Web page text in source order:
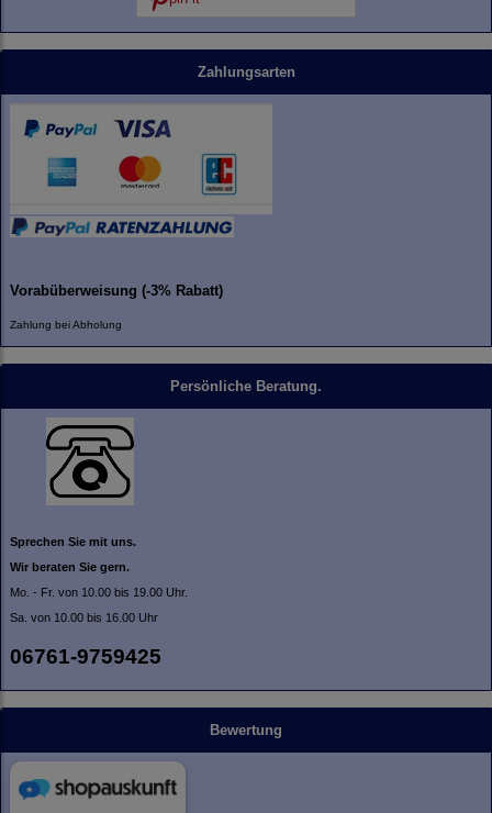
Zahlungsarten
Vorabüberweisung (-3% Rabatt)
Zahlung bei Abholung
Persönliche Beratung.
Sprechen Sie mit uns.
Wir beraten Sie gern.
Mo. - Fr. von 10.00 bis 19.00 Uhr.
Sa. von 10.00 bis 16.00 Uhr
06761-9759425
Bewertung